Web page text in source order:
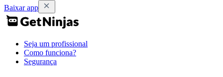
Baixar app
Seja um profissional
Como funciona?
Segurança